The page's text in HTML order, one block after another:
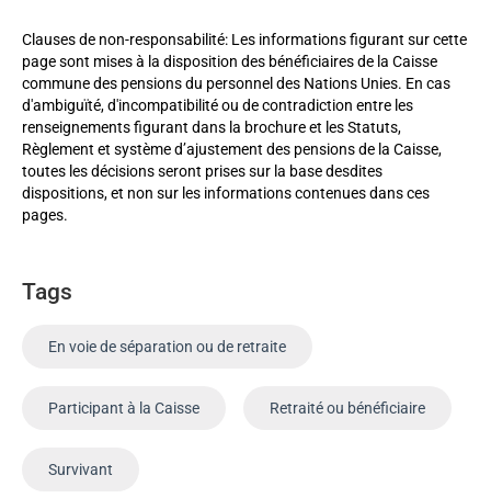
Clauses de non-responsabilité: Les informations figurant sur cette
page sont mises à la disposition des bénéficiaires de la Caisse
commune des pensions du personnel des Nations Unies. En cas
d'ambiguïté, d'incompatibilité ou de contradiction entre les
renseignements figurant dans la brochure et les Statuts,
Règlement et système d’ajustement des pensions de la Caisse,
toutes les décisions seront prises sur la base desdites
dispositions, et non sur les informations contenues dans ces
pages.
Tags
En voie de séparation ou de retraite
Participant à la Caisse Retraité ou bénéficiaire
Survivant